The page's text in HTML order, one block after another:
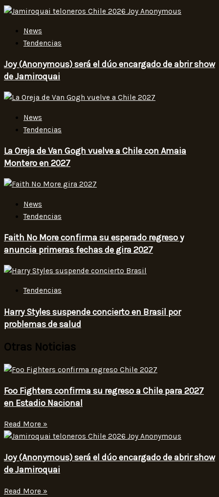
News
Tendencias
Joy (Anonymous) será el dúo encargado de abrir show
de Jamiroquai
News
Tendencias
La Oreja de Van Gogh vuelve a Chile con Amaia
Montero en 2027
News
Tendencias
Faith No More confirma su esperado regreso y
anuncia primeras fechas de gira 2027
Tendencias
Harry Styles suspende concierto en Brasil por
problemas de salud
Otras Noticias
Foo Fighters confirma su regreso a Chile para 2027
en Estadio Nacional
Read More »
Joy (Anonymous) será el dúo encargado de abrir show
de Jamiroquai
Read More »